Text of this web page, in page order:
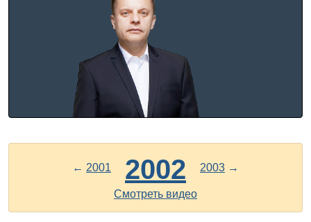
← 2001 2002 2003 →
Смотреть видео